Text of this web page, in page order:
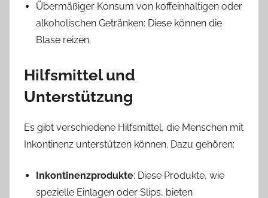
Übermäßiger Konsum von koffeinhaltigen oder
alkoholischen Getränken: Diese können die
Blase reizen.
Hilfsmittel und
Unterstützung
Es gibt verschiedene Hilfsmittel, die Menschen mit
Inkontinenz unterstützen können. Dazu gehören:
Inkontinenzprodukte: Diese Produkte, wie
spezielle Einlagen oder Slips, bieten